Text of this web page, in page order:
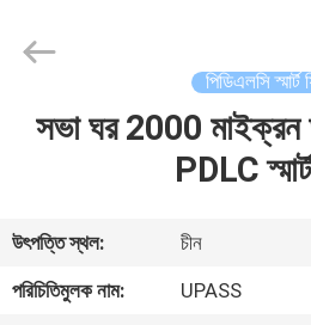
বাড়ি
ভিডিও
(Shanghai)
Co.,Ltd..
পিডিএলসি স্মার্ট
সভা ঘর 2000 মাইক্রন
PDLC
উৎপত্তি স্থল:
চীন
পরিচিতিমুলক নাম:
UPASS